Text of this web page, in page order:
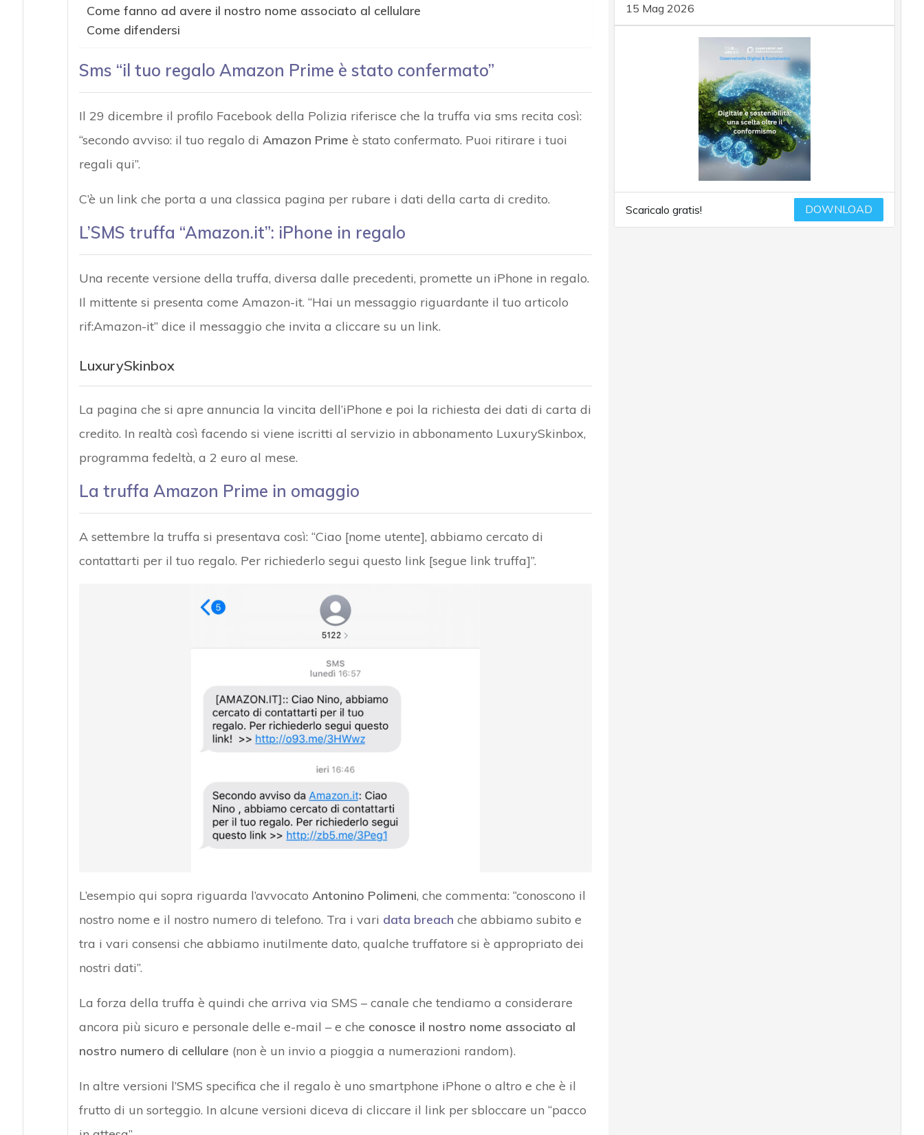
Come fanno ad avere il nostro nome associato al cellulare
Come difendersi
Sms “il tuo regalo Amazon Prime è stato confermato”
Il 29 dicembre il profilo Facebook della Polizia riferisce che la truffa via sms recita così:
“secondo avviso: il tuo regalo di Amazon Prime è stato confermato. Puoi ritirare i tuoi
regali qui”.
C’è un link che porta a una classica pagina per rubare i dati della carta di credito.
L’SMS truffa “Amazon.it”: iPhone in regalo
Una recente versione della truffa, diversa dalle precedenti, promette un iPhone in regalo.
Il mittente si presenta come Amazon-it. “Hai un messaggio riguardante il tuo articolo
rif:Amazon-it” dice il messaggio che invita a cliccare su un link.
LuxurySkinbox
La pagina che si apre annuncia la vincita dell’iPhone e poi la richiesta dei dati di carta di
credito. In realtà così facendo si viene iscritti al servizio in abbonamento LuxurySkinbox,
programma fedeltà, a 2 euro al mese.
La truffa Amazon Prime in omaggio
A settembre la truffa si presentava così: “Ciao [nome utente], abbiamo cercato di
contattarti per il tuo regalo. Per richiederlo segui questo link [segue link truffa]”.
L’esempio qui sopra riguarda l’avvocato Antonino Polimeni, che commenta: “conoscono il
nostro nome e il nostro numero di telefono. Tra i vari data breach che abbiamo subito e
tra i vari consensi che abbiamo inutilmente dato, qualche truffatore si è appropriato dei
nostri dati”.
La forza della truffa è quindi che arriva via SMS – canale che tendiamo a considerare
ancora più sicuro e personale delle e-mail – e che conosce il nostro nome associato al
nostro numero di cellulare (non è un invio a pioggia a numerazioni random).
In altre versioni l’SMS specifica che il regalo è uno smartphone iPhone o altro e che è il
frutto di un sorteggio. In alcune versioni diceva di cliccare il link per sbloccare un “pacco
15 Mag 2026
Scaricalo gratis! DOWNLOAD